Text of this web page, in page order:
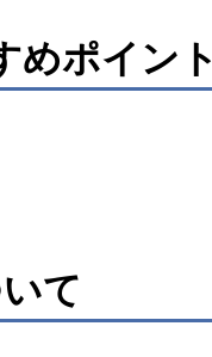
めポイント
て